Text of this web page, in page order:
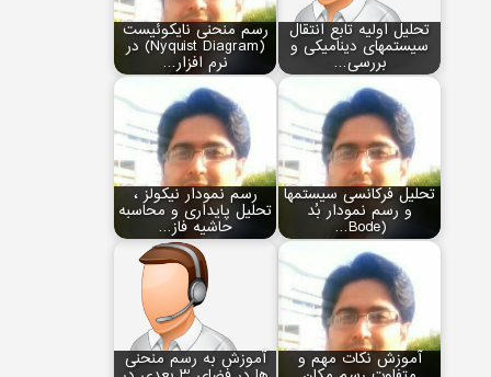
تحلیل اولیه تابع انتقال
سیستم‏های دینامیکی و
بررسی…
رسم منحنی نایکوئیست
(Nyquist Diagram) در
نرم افزار…
تحلیل فرکانسی سیستم‏ها
و رسم نمودار بُد
(Bode…
رسم نمودار نیکولز ،
تحلیل پایداری و محاسبه
حاشیه فاز…
آموزش نکات مهم و آموزش به رسم منحنی